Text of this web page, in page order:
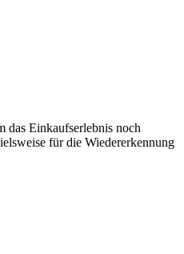
das Einkaufserlebnis noch
für die Wiedererkennung